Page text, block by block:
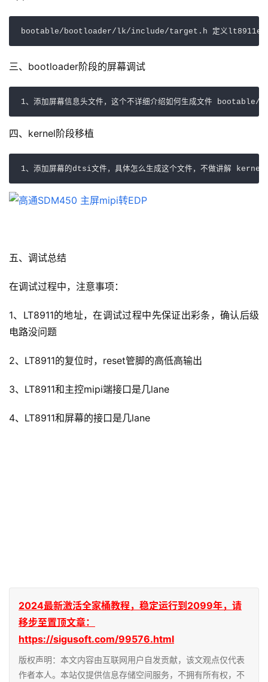
bootable/bootloader/lk/include/target.h 定义
三、bootloader阶段的屏幕调试
1、添加屏幕信息头文件，这个不详细介绍如何生成文件
四、kernel阶段移植
1、添加屏幕的dtsi文件，具体怎么生成这个文件，不做
五、调试总结
在调试过程中，注意事项：
1、LT8911的地址，在调试过程中先保证出彩条，确认后级
电路没问题
2、LT8911的复位时，reset管脚的高低高输出
3、LT8911和主控mipi端接口是几lane
4、LT8911和屏幕的接口是几lane
2024最新激活全家桶教程，稳定运行到2099年，请
移步至置顶文章：
https://sigusoft.com/99576.html
版权声明：本文内容由互联网用户自发贡献，该文观点仅代表
作者本人。本站仅提供信息存储空间服务，不拥有所有权，不